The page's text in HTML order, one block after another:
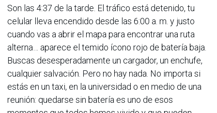
Son las 4:37 de la tarde. El tráfico está detenido, tu
celular lleva encendido desde las 6:00 a. m. y justo
cuando vas a abrir el mapa para encontrar una ruta
alterna… aparece el temido ícono rojo de batería baja.
Buscas desesperadamente un cargador, un enchufe,
cualquier salvación. Pero no hay nada. No importa si
estás en un taxi, en la universidad o en medio de una
reunión: quedarse sin batería es uno de esos